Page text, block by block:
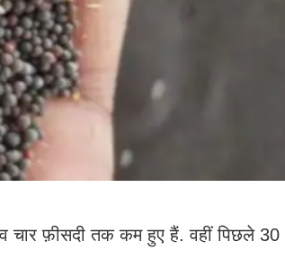
चार फ़ीसदी तक कम हुए हैं. वहीं पिछले 30